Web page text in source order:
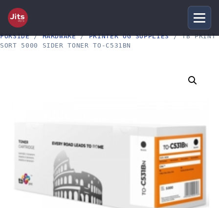
FORSIDE/HARDWARE/PRINTER OG SUPPLIES/ TB PRINT
SORT 5000 SIDER TONER TO-C531BN